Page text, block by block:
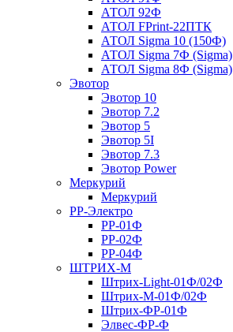
АТОЛ 92Ф
АТОЛ FPrint-22ПТК
АТОЛ Sigma 10 (150Ф)
АТОЛ Sigma 7Ф (Sigma)
АТОЛ Sigma 8Ф (Sigma)
Эвотор
Эвотор 10
Эвотор 7.2
Эвотор 5
Эвотор 5I
Эвотор 7.3
Эвотор Power
Меркурий
Меркурий
РР-Электро
РР-01Ф
РР-02Ф
РР-04Ф
ШТРИХ-М
Штрих-Light-01Ф/02Ф
Штрих-М-01Ф/02Ф
Штрих-ФР-01Ф
Элвес-ФР-Ф